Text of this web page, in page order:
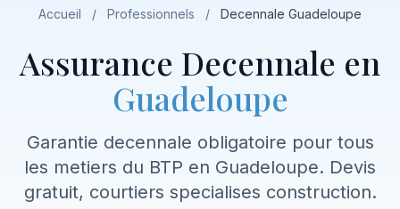
Accueil / Professionnels / Decennale Guadeloupe
Assurance Decennale en
Guadeloupe
Garantie decennale obligatoire pour tous
les metiers du BTP en Guadeloupe. Devis
gratuit, courtiers specialises construction.